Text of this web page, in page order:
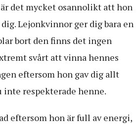
det mycket osannolikt att hon
Lejonkvinnor ger dig bara en
bort den finns det ingen
svårt att vinna hennes
eftersom hon gav dig allt
inte respekterade henne.
eftersom hon är full av energi,